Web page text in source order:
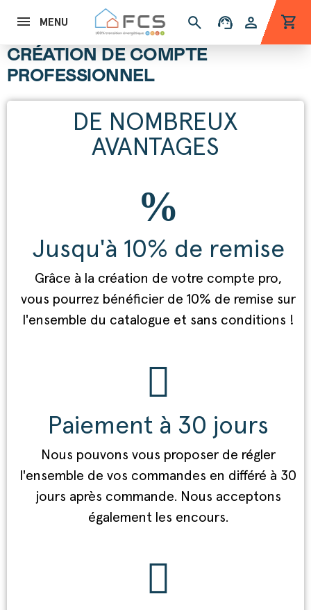
MENU search support_agent person shopping_cart
CRÉATION DE COMPTE
PROFESSIONNEL
DE NOMBREUX
AVANTAGES
Jusqu'à 10% de remise
Grâce à la création de votre compte pro,
vous pourrez bénéficier de 10% de remise sur
l'ensemble du catalogue et sans conditions !
Paiement à 30 jours
Nous pouvons vous proposer de régler
l'ensemble de vos commandes en différé à 30
jours après commande. Nous acceptons
également les encours.